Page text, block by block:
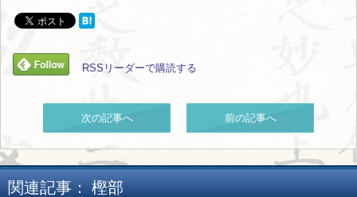
RSSリーダーで購読する
次の記事へ 前の記事へ
関連記事： 樫部